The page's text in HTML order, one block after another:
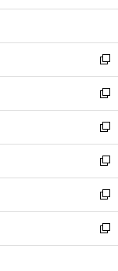
開
ウ
開
く
ン
ウ
で
開
く
ウ
ン
ド
ウ
で
開
く
新
し
い
ウ
ィ
ン
ド
ウ
で
開
く
新
し
い
ウ
ィ
ン
ド
ウ
で
開
新
し
い
ウ
ィ
ン
ド
ウ
新
し
い
ウ
ィ
ン
新
し
い
ウ
新
し